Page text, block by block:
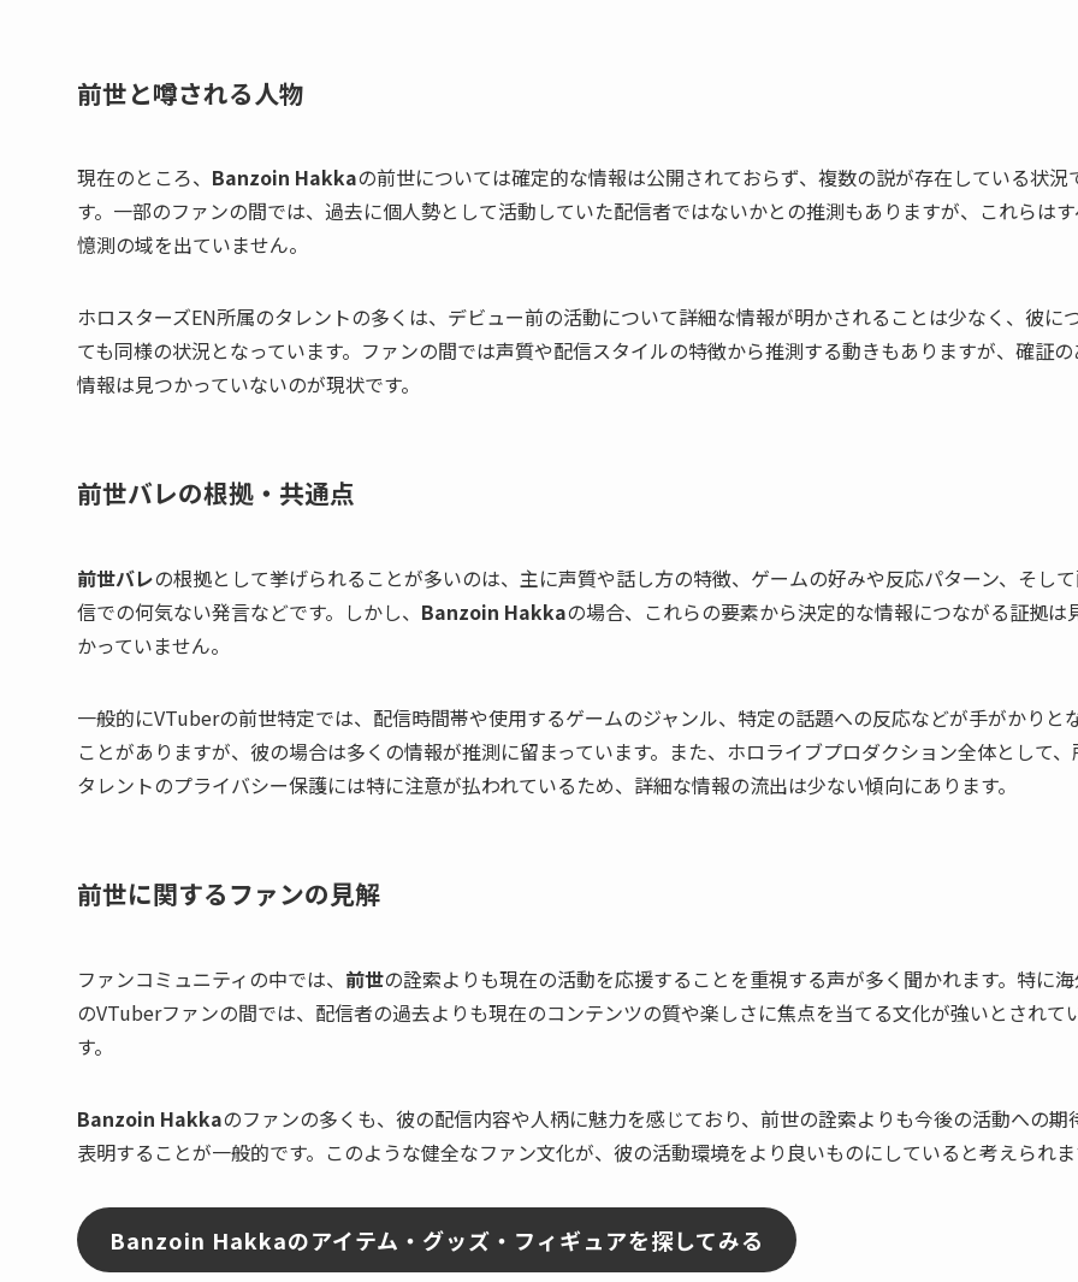
前世と噂される人物
現在のところ、 Banzoin Hakkaの前世については確定的な情報は公開されておらず、複数の説が存在している状況
す。一部のファンの間では、過去に個人勢として活動していた配信者ではないかとの推測もありますが、これらはす
憶測の域を出ていません。
ホロスターズEN所属のタレントの多くは、デビュー前の活動について詳細な情報が明かされることは少なく、彼に
ても同様の状況となっています。ファンの間では声質や配信スタイルの特徴から推測する動きもありますが、確証の
情報は見つかっていないのが現状です。
前世バレの根拠・共通点
前世バレの根拠として挙げられることが多いのは、主に声質や話し方の特徴、ゲームの好みや反応パターン、そし
信での何気ない発言などです。しかし、 Banzoin Hakkaの場合、これらの要素から決定的な情報につながる証拠は
かっていません。
一般的にVTuberの前世特定では、配信時間帯や使用するゲームのジャンル、特定の話題への反応などが手がかりと
ことがありますが、彼の場合は多くの情報が推測に留まっています。また、ホロライブプロダクション全体として、
タレントのプライバシー保護には特に注意が払われているため、詳細な情報の流出は少ない傾向にあります。
前世に関するファンの見解
ファンコミュニティの中では、 前世の詮索よりも現在の活動を応援することを重視する声が多く聞かれます。特に
のVTuberファンの間では、配信者の過去よりも現在のコンテンツの質や楽しさに焦点を当てる文化が強いとされて
す。
Banzoin Hakkaのファンの多くも、彼の配信内容や人柄に魅力を感じており、前世の詮索よりも今後の活動への期
表明することが一般的です。このような健全なファン文化が、彼の活動環境をより良いものにしていると考えられま
Banzoin Hakkaのアイテム・グッズ・フィギュアを探してみる